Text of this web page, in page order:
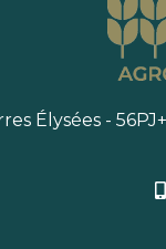
Élysées -